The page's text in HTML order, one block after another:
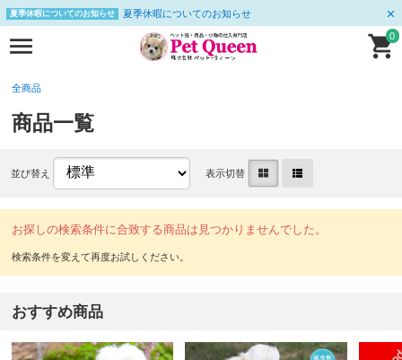
夏季休暇についてのお知らせ 夏季休暇についてのお知らせ
0
全商品
商品一覧
並び替え 表示切替
お探しの検索条件に合致する商品は見つかりませんでした。
おすすめ商品